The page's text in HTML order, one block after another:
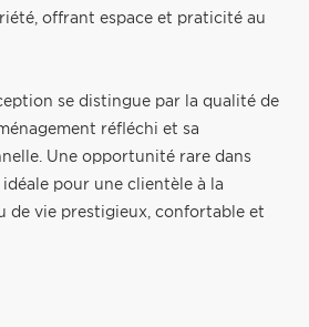
offrant espace et praticité au
se distingue par la qualité de
réfléchi et sa
Une opportunité rare dans
pour une clientèle à la
de vie prestigieux, confortable et